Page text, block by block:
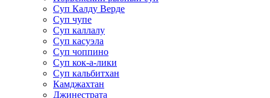
Суп Калду Верде
Суп чупе
Суп каллалу
Суп касуэла
Суп чоппино
Суп кок-а-лики
Суп кальбитхан
Камджахтан
Джинестрата